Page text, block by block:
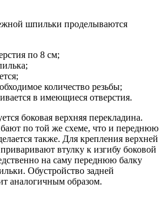
шпильки проделываются
по 8 см;
количество резьбы;
в имеющиеся отверстия.
боковая верхняя перекладина.
по той же схеме, что и переднюю
также. Для крепления верхней
втулку к изгибу боковой
на саму переднюю балку
Обустройство задней
аналогичным образом.